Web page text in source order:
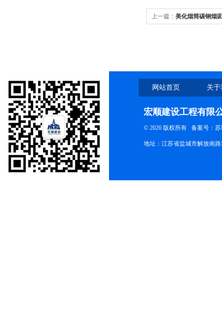
上一篇： 美化烟筒碳钢烟
网站首页 关
宏顺建设工程有限
© 2026 版权所有 备案号：苏
地址：江苏省盐城市解放南